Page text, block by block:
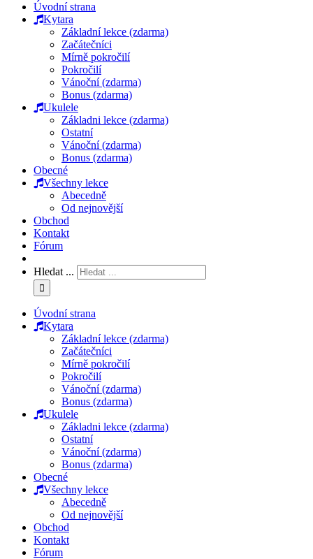
Úvodní strana
Kytara
Základní lekce (zdarma)
Začátečníci
Mírně pokročilí
Pokročilí
Vánoční (zdarma)
Bonus (zdarma)
Ukulele
Základni lekce (zdarma)
Ostatní
Vánoční (zdarma)
Bonus (zdarma)
Obecné
Všechny lekce
Abecedně
Od nejnovější
Obchod
Kontakt
Fórum
Hledat ...
Úvodní strana
Kytara
Základní lekce (zdarma)
Začátečníci
Mírně pokročilí
Pokročilí
Vánoční (zdarma)
Bonus (zdarma)
Ukulele
Základni lekce (zdarma)
Ostatní
Vánoční (zdarma)
Bonus (zdarma)
Obecné
Všechny lekce
Abecedně
Od nejnovější
Obchod
Kontakt
Fórum